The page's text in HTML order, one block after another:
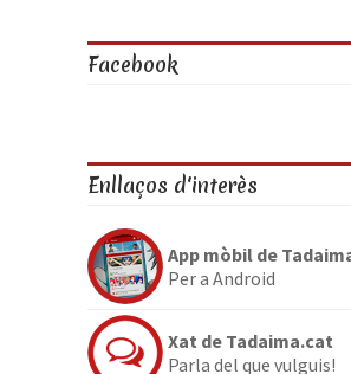
Facebook
Enllaços d'interès
App mòbil de
Per a Android
Xat de Tadaima.cat
Parla del que vulguis!